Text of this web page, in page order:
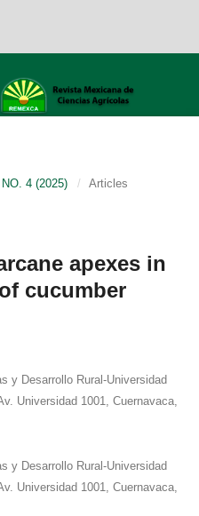
4 (2025) / Articles
apexes in
cucumber
y Desarrollo Rural-Universidad
Universidad 1001, Cuernavaca,
y Desarrollo Rural-Universidad
Universidad 1001, Cuernavaca,